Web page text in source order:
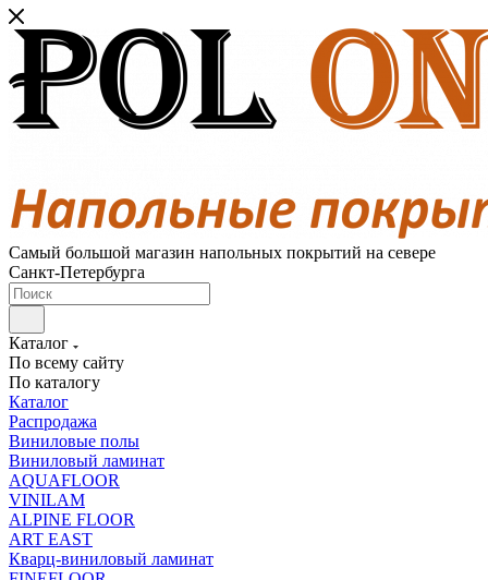
Самый большой магазин напольных покрытий на севере
Санкт-Петербурга
Каталог
По всему сайту
По каталогу
Каталог
Распродажа
Виниловые полы
Виниловый ламинат
AQUAFLOOR
VINILAM
ALPINE FLOOR
ART EAST
Кварц-виниловый ламинат